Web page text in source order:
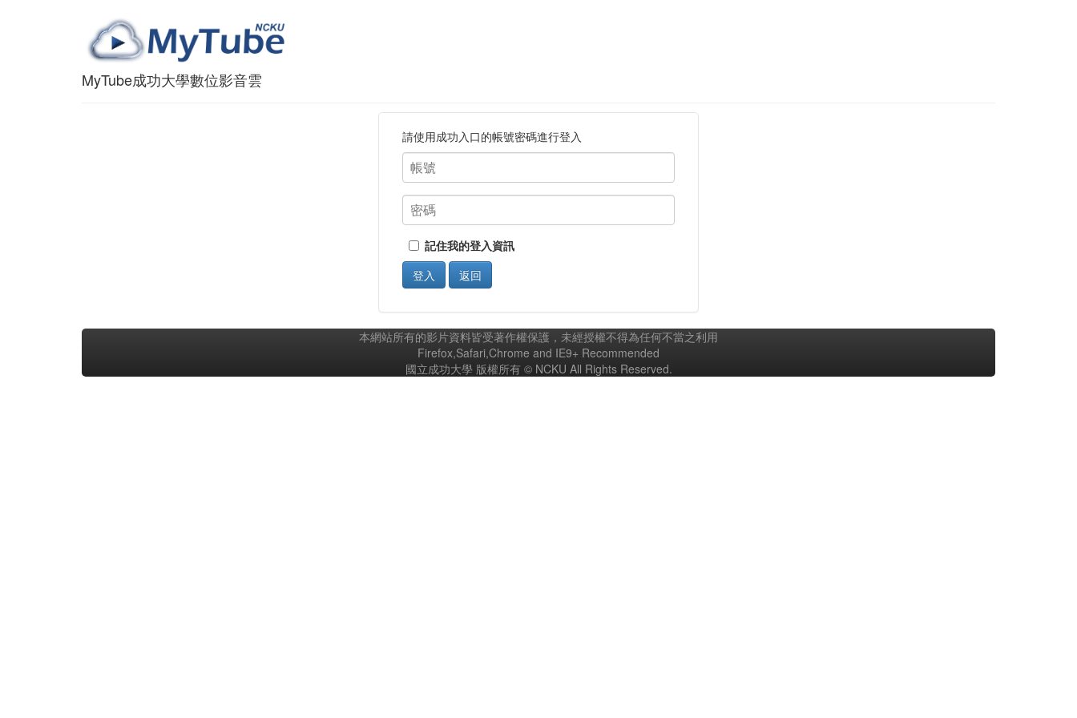
MyTube成功大學數位影音雲
請使用成功入口的帳號密碼進行登入
記住我的登入資訊
登入
返回
本網站所有的影片資料皆受著作權保護，未經授權不得為任何不當之利用
Firefox,Safari,Chrome and IE9+ Recommended
國立成功大學 版權所有 © NCKU All Rights Reserved.